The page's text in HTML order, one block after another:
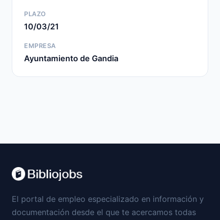
PLAZO
10/03/21
EMPRESA
Ayuntamiento de Gandia
El portal de empleo especializado en información y
documentación desde el que te acercamos todas